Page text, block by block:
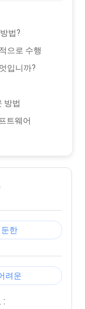
법?
으로 수행
입니까?
방법
트웨어
둔한
려운
: